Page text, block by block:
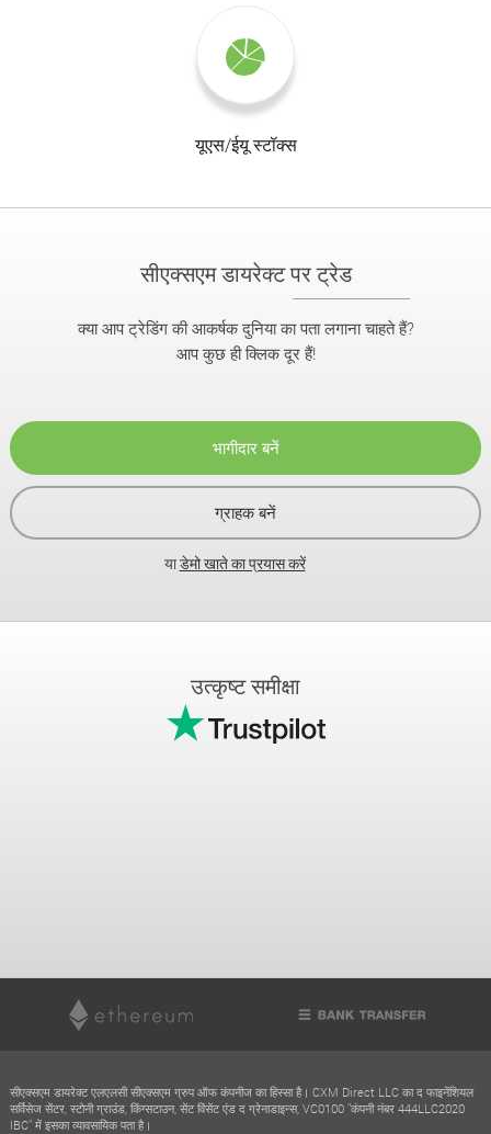
यूएस/ईयू स्टॉक्स
सीएक्सएम डायरेक्ट पर ट्रेड
क्या आप ट्रेडिंग की आकर्षक दुनिया का पता लगाना चाहते हैं?
आप कुछ ही क्लिक दूर हैं!
भागीदार बनें
ग्राहक बनें
याडेमो खाते का प्रयास करें
उत्कृष्ट समीक्षा
सीएक्सएम डायरेक्ट एलएलसी सीएक्सएम ग्रुप ऑफ कंपनीज का हिस्सा है। CXM Direct LLC का द फाइनेंशियल
सर्विसेज सेंटर, स्टोनी ग्राउंड, किंग्सटाउन, सेंट विंसेंट एंड द ग्रेनाडाइन्स, VC0100 "कंपनी नंबर 444LLC2020
IBC" में इसका व्यावसायिक पता है।